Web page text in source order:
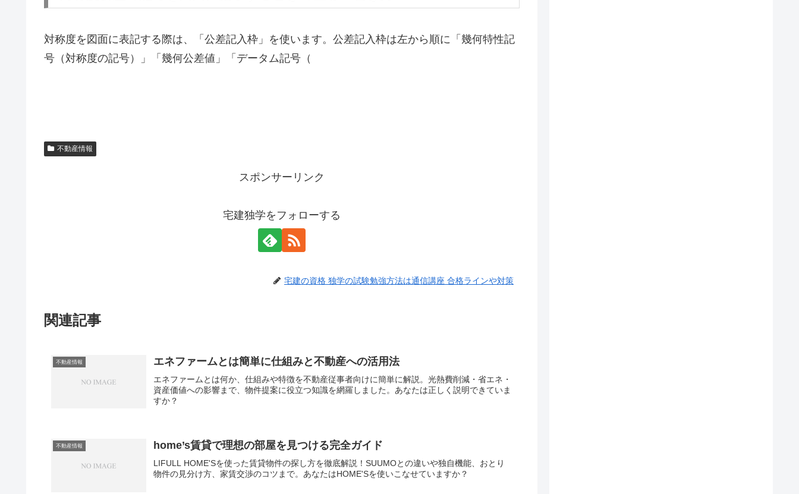
対称度を図面に表記する際は、「公差記入枠」を使います。公差記入枠は左から順に「幾何特性記
号（対称度の記号）」「幾何公差値」「データム記号（
不動産情報
スポンサーリンク
宅建独学をフォローする
宅建の資格 独学の試験勉強方法は通信講座 合格ラインや対策
関連記事
不動産情報 エネファームとは簡単に仕組みと不動産への活用法
エネファームとは何か、仕組みや特徴を不動産従事者向けに簡単に解説。光熱費削減・省エネ・
資産価値への影響まで、物件提案に役立つ知識を網羅しました。あなたは正しく説明できていま
すか？
不動産情報 home’s賃貸で理想の部屋を見つける完全ガイド
LIFULL HOME'Sを使った賃貸物件の探し方を徹底解説！SUUMOとの違いや独自機能、おとり
物件の見分け方、家賃交渉のコツまで。あなたはHOME'Sを使いこなせていますか？